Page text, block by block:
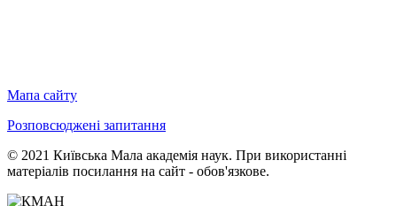
Мапа сайту
Розповсюджені запитання
© 2021 Київська Мала академія наук. При використанні
матеріалів посилання на сайт - обов'язкове.